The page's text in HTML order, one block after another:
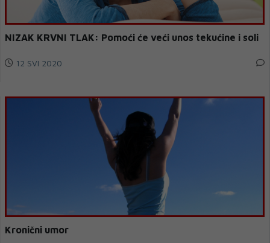
NIZAK KRVNI TLAK: Pomoći će veći unos tekućine i soli
12 SVI 2020
Kronični umor